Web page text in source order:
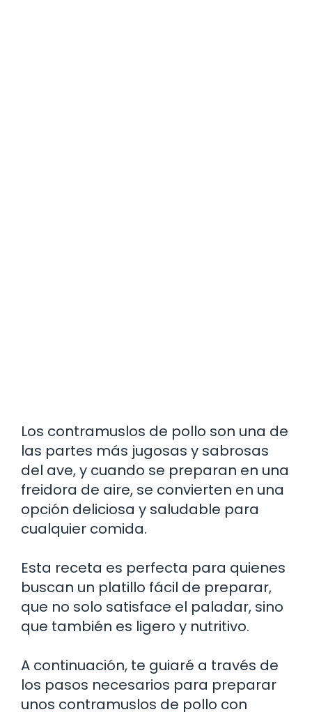
Los contramuslos de pollo son una de
las partes más jugosas y sabrosas
del ave, y cuando se preparan en una
freidora de aire, se convierten en una
opción deliciosa y saludable para
cualquier comida.
Esta receta es perfecta para quienes
buscan un platillo fácil de preparar,
que no solo satisface el paladar, sino
que también es ligero y nutritivo.
A continuación, te guiaré a través de
los pasos necesarios para preparar
unos contramuslos de pollo con